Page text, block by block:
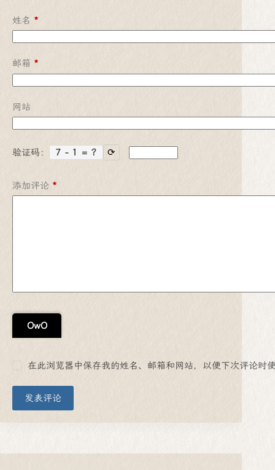
姓名 *
邮箱 *
网站
验证码： 7 - 1 = ? ⟳
添加评论 *
OwO
在此浏览器中保存我的姓名、邮箱和网站，以便下次评论时
发表评论